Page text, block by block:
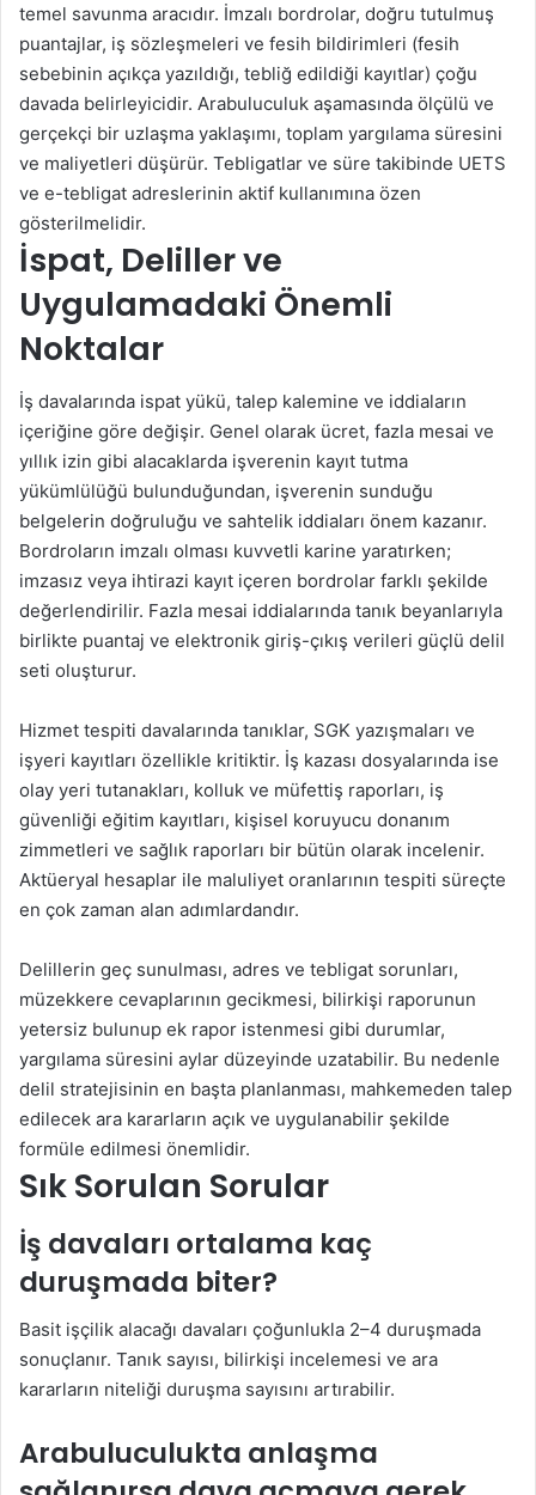
temel savunma aracıdır. İmzalı bordrolar, doğru tutulmuş
puantajlar, iş sözleşmeleri ve fesih bildirimleri (fesih
sebebinin açıkça yazıldığı, tebliğ edildiği kayıtlar) çoğu
davada belirleyicidir. Arabuluculuk aşamasında ölçülü ve
gerçekçi bir uzlaşma yaklaşımı, toplam yargılama süresini
ve maliyetleri düşürür. Tebligatlar ve süre takibinde UETS
ve e-tebligat adreslerinin aktif kullanımına özen
gösterilmelidir.
İspat, Deliller ve
Uygulamadaki Önemli
Noktalar
İş davalarında ispat yükü, talep kalemine ve iddiaların
içeriğine göre değişir. Genel olarak ücret, fazla mesai ve
yıllık izin gibi alacaklarda işverenin kayıt tutma
yükümlülüğü bulunduğundan, işverenin sunduğu
belgelerin doğruluğu ve sahtelik iddiaları önem kazanır.
Bordroların imzalı olması kuvvetli karine yaratırken;
imzasız veya ihtirazi kayıt içeren bordrolar farklı şekilde
değerlendirilir. Fazla mesai iddialarında tanık beyanlarıyla
birlikte puantaj ve elektronik giriş-çıkış verileri güçlü delil
seti oluşturur.
Hizmet tespiti davalarında tanıklar, SGK yazışmaları ve
işyeri kayıtları özellikle kritiktir. İş kazası dosyalarında ise
olay yeri tutanakları, kolluk ve müfettiş raporları, iş
güvenliği eğitim kayıtları, kişisel koruyucu donanım
zimmetleri ve sağlık raporları bir bütün olarak incelenir.
Aktüeryal hesaplar ile maluliyet oranlarının tespiti süreçte
en çok zaman alan adımlardandır.
Delillerin geç sunulması, adres ve tebligat sorunları,
müzekkere cevaplarının gecikmesi, bilirkişi raporunun
yetersiz bulunup ek rapor istenmesi gibi durumlar,
yargılama süresini aylar düzeyinde uzatabilir. Bu nedenle
delil stratejisinin en başta planlanması, mahkemeden talep
edilecek ara kararların açık ve uygulanabilir şekilde
formüle edilmesi önemlidir.
Sık Sorulan Sorular
İş davaları ortalama kaç
duruşmada biter?
Basit işçilik alacağı davaları çoğunlukla 2–4 duruşmada
sonuçlanır. Tanık sayısı, bilirkişi incelemesi ve ara
kararların niteliği duruşma sayısını artırabilir.
Arabuluculukta anlaşma